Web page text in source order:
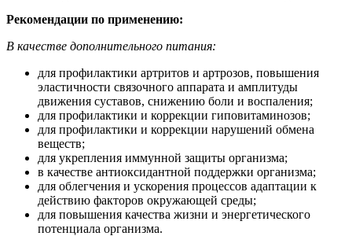
Рекомендации по применению:
В качестве дополнительного питания:
для профилактики артритов и артрозов, повышения
эластичности связочного аппарата и амплитуды
движения суставов, снижению боли и воспаления;
для профилактики и коррекции гиповитаминозов;
для профилактики и коррекции нарушений обмена
веществ;
для укрепления иммунной защиты организма;
в качестве антиоксидантной поддержки организма;
для облегчения и ускорения процессов адаптации к
действию факторов окружающей среды;
для повышения качества жизни и энергетического
потенциала организма.